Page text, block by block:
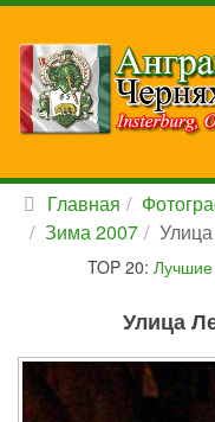
Главная
Зима 2007
TOP 20: Лучшие
Улица